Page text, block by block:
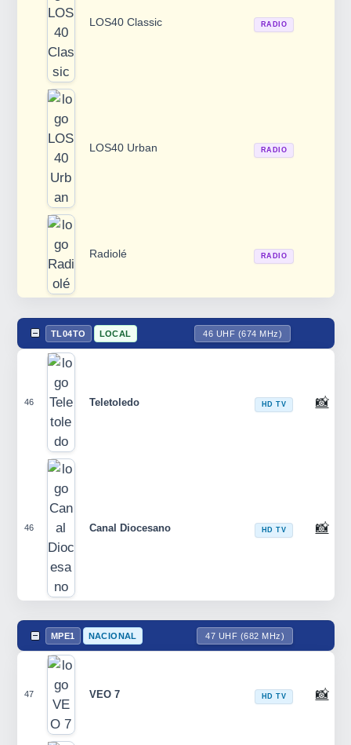
LOS40 Classic RADIO
LOS40 Urban RADIO
Radiolé RADIO
TL04TO LOCAL 46 UHF (674 MHz)
46 Teletoledo HD TV 📸
46 Canal Diocesano HD TV 📸
MPE1 NACIONAL 47 UHF (682 MHz)
47 VEO 7 HD TV 📸